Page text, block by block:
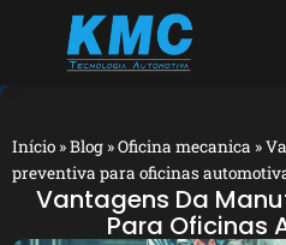
Início »Blog »Oficina mecanica »
preventiva para oficinas
Vantagens Da
Para Oficinas